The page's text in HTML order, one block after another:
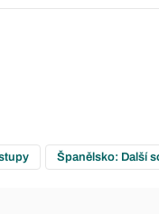
Španělsko: Další